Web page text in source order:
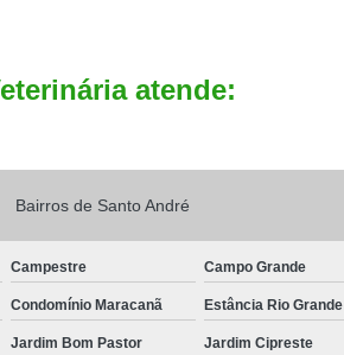
atende:
Bairros de Santo André
Campestre Campo Grande
Condomínio Maracanã Estância Rio Grande
Jardim Bom Pastor Jardim Cipreste